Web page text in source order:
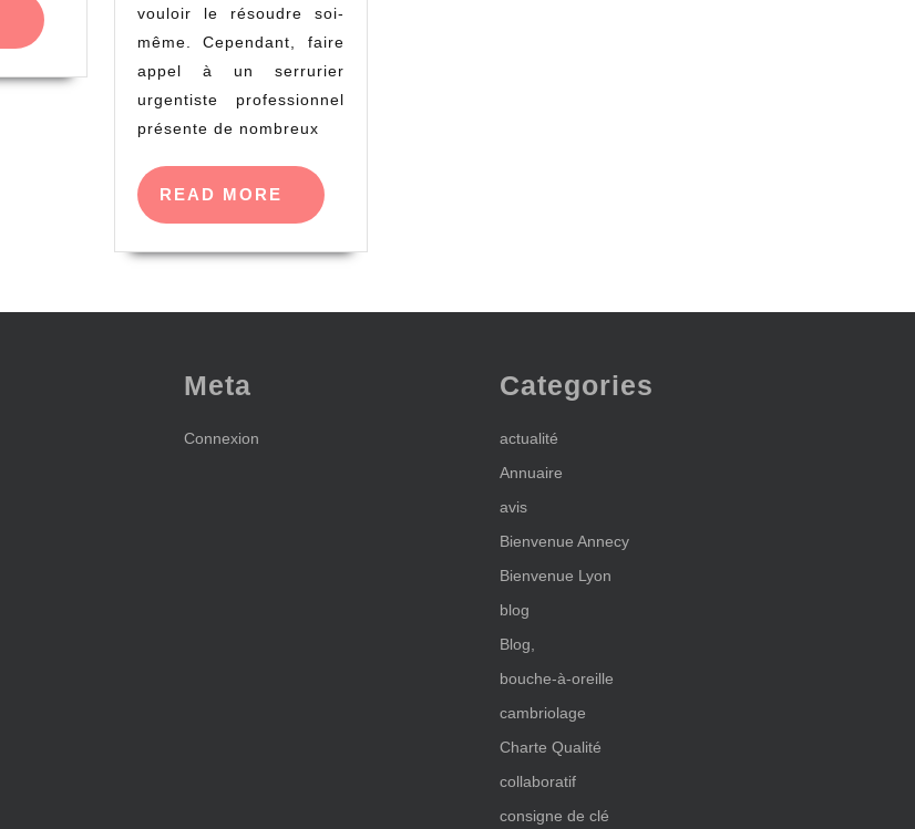
READ
MORE
urgentiste
professionnel
vouloir le résoudre soi-
même. Cependant, faire
appel à un serrurier
urgentiste professionnel
présente de nombreux
READ MORE
READ
MORE
Meta
Connexion
Categories
actualité
Annuaire
avis
Bienvenue Annecy
Bienvenue Lyon
blog
Blog,
bouche-à-oreille
cambriolage
Charte Qualité
collaboratif
consigne de clé